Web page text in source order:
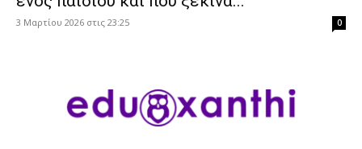
3 Μαρτίου 2026 στις 23:25 0